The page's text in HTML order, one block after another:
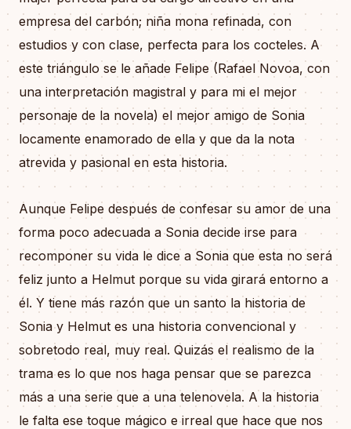
empresa del carbón; niña mona refinada, con
estudios y con clase, perfecta para los cocteles. A
este triángulo se le añade Felipe (Rafael Novoa, con
una interpretación magistral y para mi el mejor
personaje de la novela) el mejor amigo de Sonia
locamente enamorado de ella y que da la nota
atrevida y pasional en esta historia.
Aunque Felipe después de confesar su amor de una
forma poco adecuada a Sonia decide irse para
recomponer su vida le dice a Sonia que esta no será
feliz junto a Helmut porque su vida girará entorno a
él. Y tiene más razón que un santo la historia de
Sonia y Helmut es una historia convencional y
sobretodo real, muy real. Quizás el realismo de la
trama es lo que nos haga pensar que se parezca
más a una serie que a una telenovela. A la historia
le falta ese toque mágico e irreal que hace que nos